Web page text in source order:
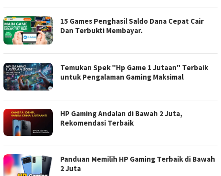
15 Games Penghasil Saldo Dana Cepat Cair
Dan Terbukti Membayar.
Temukan Spek "Hp Game 1 Jutaan" Terbaik
untuk Pengalaman Gaming Maksimal
HP Gaming Andalan di Bawah 2 Juta,
Rekomendasi Terbaik
Panduan Memilih HP Gaming Terbaik di Bawah
2 Juta